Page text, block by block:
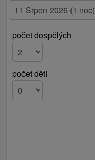
počet dospělých
počet dětí